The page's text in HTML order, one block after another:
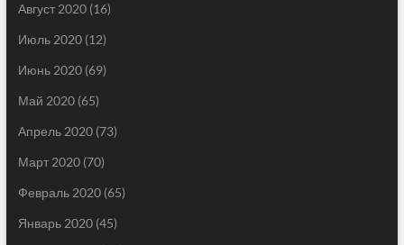
Август 2020(16)
Июль 2020(12)
Июнь 2020(69)
Май 2020(65)
Апрель 2020(73)
Март 2020(70)
Февраль 2020(65)
Январь 2020(45)